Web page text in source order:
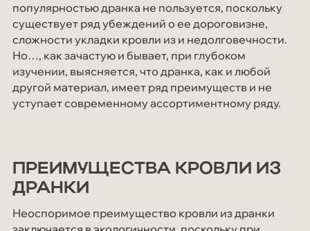
популярностью дранка не пользуется, поскольку
существует ряд убеждений о ее дороговизне,
сложности укладки кровли из и недолговечности.
Но…, как зачастую и бывает, при глубоком
изучении, выясняется, что дранка, как и любой
другой материал, имеет ряд преимуществ и не
уступает современному ассортиментному ряду.
ПРЕИМУЩЕСТВА КРОВЛИ ИЗ
ДРАНКИ
Неоспоримое преимущество кровли из дранки